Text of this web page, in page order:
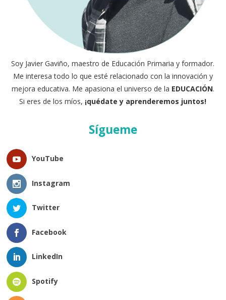
Soy Javier Gaviño, maestro de Educación Primaria y formador.
Me interesa todo lo que esté relacionado con la innovación y
mejora educativa. Me apasiona el universo de la EDUCACIÓN.
Si eres de los míos, ¡quédate y aprenderemos juntos!
Sígueme
YouTube
Instagram
Twitter
Facebook
LinkedIn
Spotify